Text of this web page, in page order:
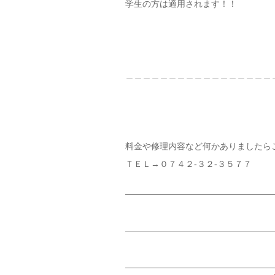
学生の方は適用されます！！
料金や修理内容など何かありましたら
ＴＥＬ→０７４２-３２-３５７７